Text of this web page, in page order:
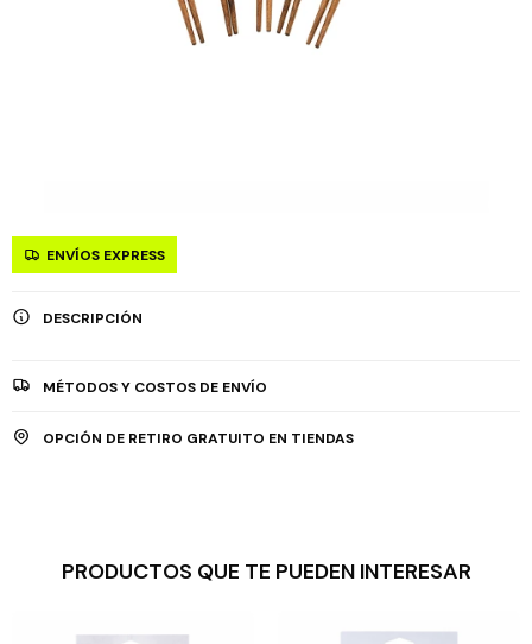
ENVÍOS EXPRESS
DESCRIPCIÓN
MÉTODOS Y COSTOS DE ENVÍO
OPCIÓN DE RETIRO GRATUITO EN TIENDAS
PRODUCTOS QUE TE PUEDEN INTERESAR